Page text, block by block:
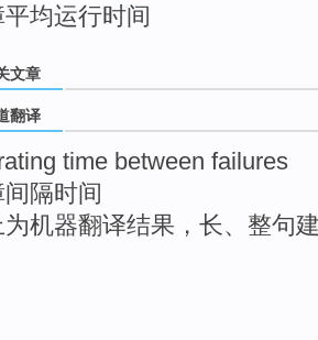
均运行时间
文章
翻译
time between failures
隔时间
为机器翻译结果，长、整句